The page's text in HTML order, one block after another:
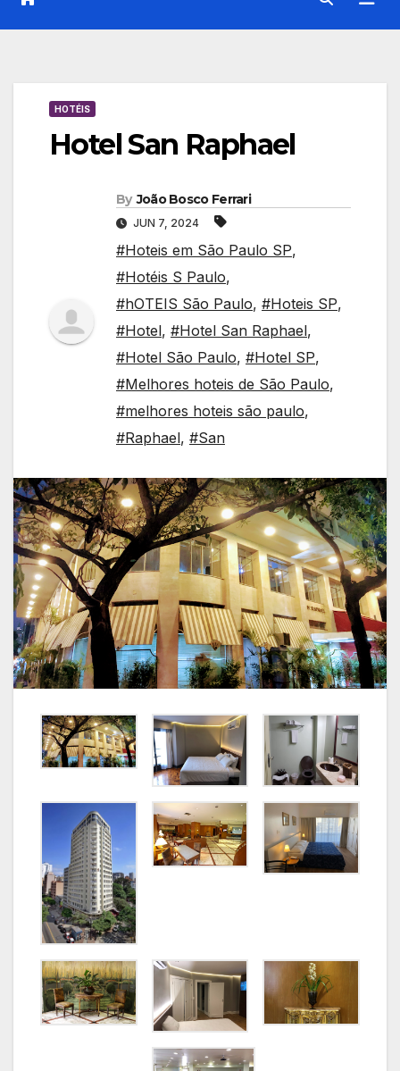
HOTÉIS
Hotel San Raphael
By João Bosco Ferrari
JUN 7, 2024
#Hoteis em São Paulo SP,
#Hotéis S Paulo,
#hOTEIS São Paulo, #Hoteis SP,
#Hotel, #Hotel San Raphael,
#Hotel São Paulo, #Hotel SP,
#Melhores hoteis de São Paulo,
#melhores hoteis são paulo,
#Raphael, #San